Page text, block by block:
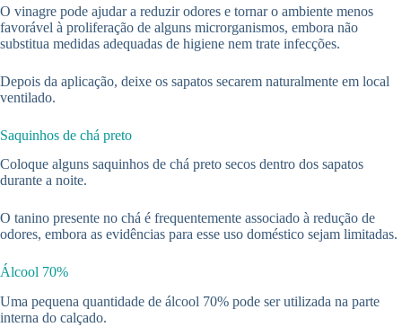
O vinagre pode ajudar a reduzir odores e tornar o ambiente menos
favorável à proliferação de alguns microrganismos, embora não
substitua medidas adequadas de higiene nem trate infecções.
Depois da aplicação, deixe os sapatos secarem naturalmente em local
ventilado.
Saquinhos de chá preto
Coloque alguns saquinhos de chá preto secos dentro dos sapatos
durante a noite.
O tanino presente no chá é frequentemente associado à redução de
odores, embora as evidências para esse uso doméstico sejam limitadas.
Álcool 70%
Uma pequena quantidade de álcool 70% pode ser utilizada na parte
interna do calçado.